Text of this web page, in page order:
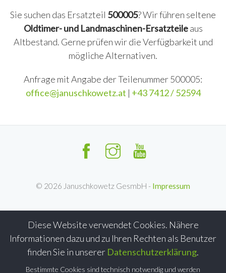
Diese Website verwendet Cookies. Nähere
Informationen dazu und zu Ihren Rechten als Benutzer
finden Sie in unserer Datenschutzerklärung.
Bestimmte Cookies sind technisch notwendig und werden
Sie suchen das Ersatzteil 500005? Wir führen seltene
Oldtimer- und Landmaschinen-Ersatzteileaus
Altbestand. Gerne prüfen wir die Verfügbarkeit und
mögliche Alternativen.
Anfrage mit Angabe der Teilenummer 500005:
office@januschkowetz.at | +43 7412 / 52594
© 2026 Januschkowetz GesmbH - Impressum